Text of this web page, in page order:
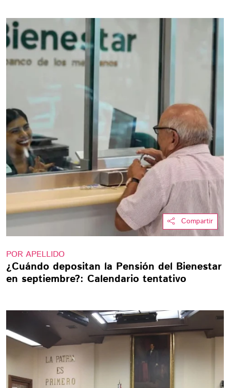
Compartir
POR APELLIDO
¿Cuándo depositan la Pensión del Bienestar
en septiembre?: Calendario tentativo